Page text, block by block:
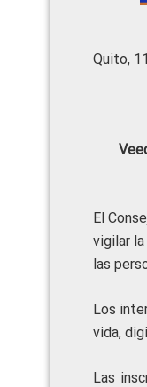
Quito,
El
vigilar
las
Los
vida,
Las